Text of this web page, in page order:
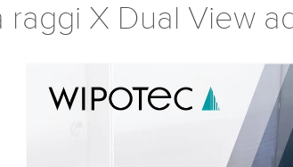
raggi X Dual View
We need your consent to load the
We use a third party service to
data about your activity. Please